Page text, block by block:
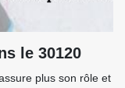
le 30120
plus son rôle et